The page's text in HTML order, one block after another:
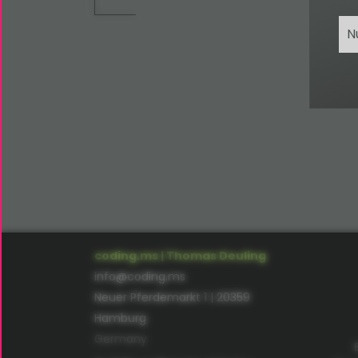
coding.ms | Thomas Deuling
info@coding.ms
Neuer Pferdemarkt 1 | 20359
Hamburg